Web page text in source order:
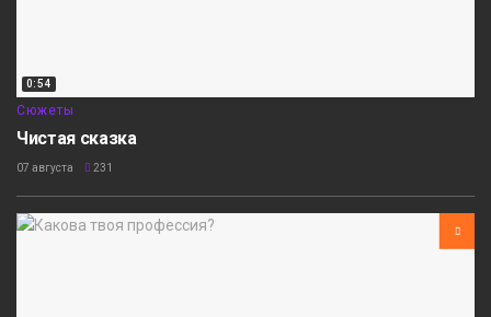
0:54
Сюжеты
Чистая сказка
07 августа 231